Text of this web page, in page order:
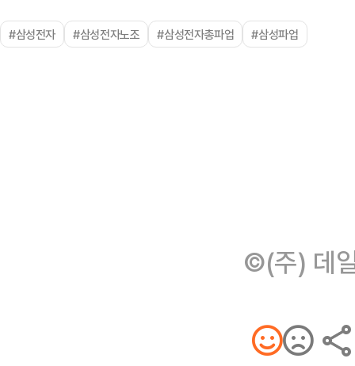
#삼성전자 #삼성전자노조 #삼성전자총파업 #삼성파업
©(주) 데